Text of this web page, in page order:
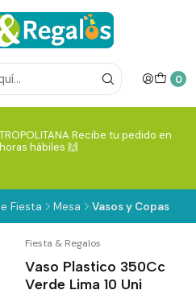
0
Recibe tu pedido en
hábiles 🙌
Fiesta Mesa Vasos y Copas
Fiesta & Regalos
Vaso Plastico 350Cc
Verde Lima 10 Uni